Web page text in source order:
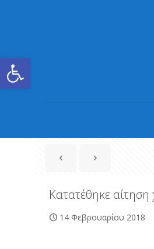
Ανοίξτε τη γραμμή εργαλείων
Κατατέθηκε
14 Φεβρουαρίου 2018